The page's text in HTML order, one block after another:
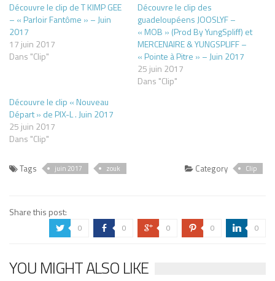
Découvre le clip de T KIMP GEE
– « Parloir Fantôme » – Juin
2017
17 juin 2017
Dans "Clip"
Découvre le clip des
guadeloupéens JOOSLYF –
« MOB » (Prod By YungSpliff) et
MERCENAIRE & YUNGSPLIFF –
« Pointe à Pitre » – Juin 2017
25 juin 2017
Dans "Clip"
Découvre le clip « Nouveau
Départ » de PIX-L . Juin 2017
25 juin 2017
Dans "Clip"
Tags juin 2017 zouk Category Clip
Share this post:
a 0 b 0 c 0 d 0 j 0
YOU MIGHT ALSO LIKE